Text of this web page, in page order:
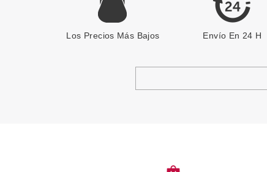
Los Precios Más Bajos Envío En 24 H